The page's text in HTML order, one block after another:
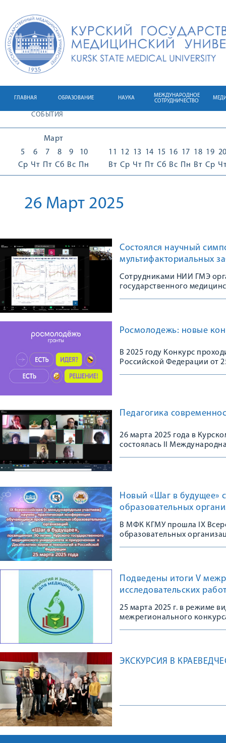
ГЛАВНАЯ ОБРАЗОВАНИЕ НАУКА
МЕЖДУНАРОДНОЕ
СОТРУДНИЧЕСТВО
СОБЫТИЯ
Март
5
Ср
6
Чт
7
Пт
8
Сб
9
Вс
10
Пн
11
Вт
12
Ср
13
Чт
14
Пт
15
Сб
16
Вс
17
Пн
18
Вт
19
Ср
26 Март 2025
Состоялся научный
мультифакториальных
Сотрудниками НИИ ГМЭ
государственного
Росмолодежь: новые
В 2025 году Конкурс
Российской Федерации от
Педагогика
26 марта 2025 года в
состоялась II
Новый «Шаг в будущее»
образовательных
В МФК КГМУ прошла IX
образовательных
Подведены итоги V
исследовательских
25 марта 2025 г. в режиме
межрегионального
ЭКСКУРСИЯ В